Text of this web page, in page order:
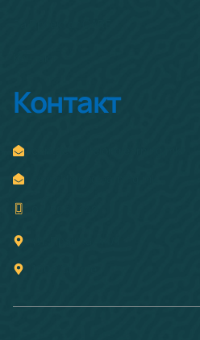
Контакт